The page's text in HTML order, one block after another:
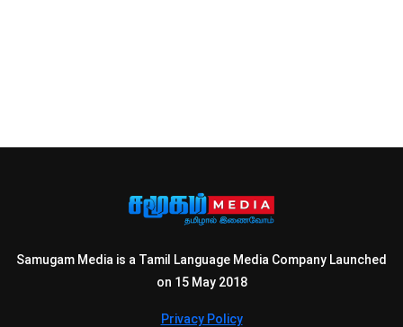
Samugam Media is a Tamil Language Media Company Launched
on 15 May 2018
Privacy Policy